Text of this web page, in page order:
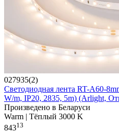
027935(2)
Светодиодная лента RT-A60-
W/m, IP20, 2835, 5m) (Arlight,
Произведено в Беларуси
Warm | Тёплый 3000 K
84313